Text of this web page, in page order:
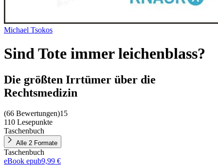
Michael Tsokos
Sind Tote immer leichenblass?
Die größten Irrtümer über die
Rechtsmedizin
(66 Bewertungen)15
110 Lesepunkte
Taschenbuch
Alle 2 Formate
Taschenbuch
eBook epub9,99 €